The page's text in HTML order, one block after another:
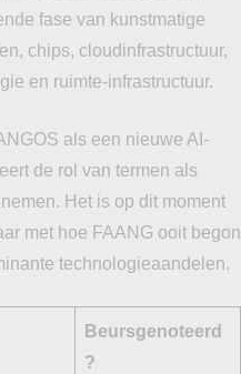
fase van kunstmatige
chips, cloudinfrastructuur,
en ruimte-infrastructuur.
als een nieuwe AI-
de rol van termen als
Het is op dit moment
met hoe FAANG ooit begon
technologieaandelen.
Beursgenoteerd
?